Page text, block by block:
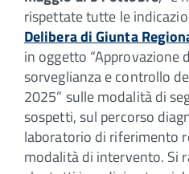
rispettate tutte le
Delibera di Giunta
in oggetto “Approvazione
sorveglianza e controllo
2025” sulle modalità di
sospetti, sul percorso
laboratorio di riferimento
modalità di intervento. Si